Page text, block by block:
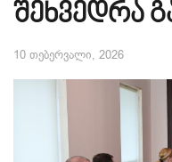
შეხვედრა
10 თებერვალი, 2026